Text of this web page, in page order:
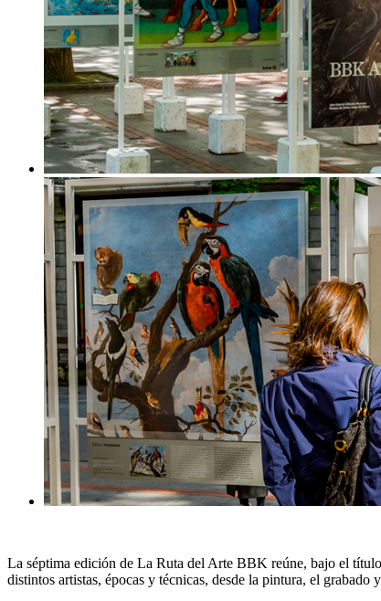
La séptima edición de La Ruta del Arte BBK reúne, bajo el título
distintos artistas, épocas y técnicas, desde la pintura, el grabado